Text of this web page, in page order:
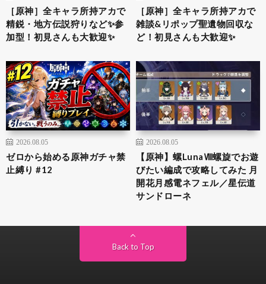
［原神］全キャラ所持アカで
精鋭・地方伝説狩りなど✨参
加型！初見さんも大歓迎✨
［原神］全キャラ所持アカで
雑談&リポップ聖遺物回収な
ど！初見さんも大歓迎✨
2026.08.05
ゼロから始める原神ガチャ禁
止縛り #12
2026.08.05
【原神】螺LunaⅧ螺旋でお遊
びたい編成で攻略してみた 月
開花月感電ネフェル／星伝道
サンドローネ
Back to Top